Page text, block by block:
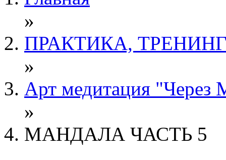
»
ПРАКТИКА,
»
Арт медитация "Через
»
МАНДАЛА ЧАСТЬ 5